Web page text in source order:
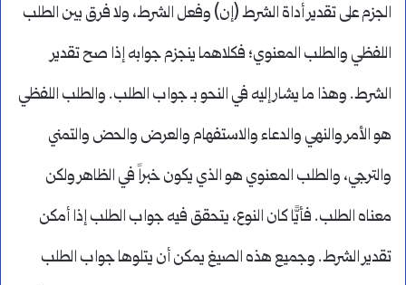
الجزم على تقدير أداة الشرط (إن) وفعل الشرط، ولا فرق بين الطلب
اللفظي والطلب المعنوي؛ فكلاهما ينجزم جوابه إذا صح تقدير
الشرط. وهذا ما يشار إليه في النحو بـ جواب الطلب. والطلب اللفظي
هو الأمر والنهي والدعاء والاستفهام والعرض والحض والتمني
والترجي، والطلب المعنوي هو الذي يكون خبراً في الظاهر ولكن
معناه الطلب. فأيًّا كان النوع، يتحقق فيه جواب الطلب إذا أمكن
تقدير الشرط. وجميع هذه الصيغ يمكن أن يتلوها جواب الطلب